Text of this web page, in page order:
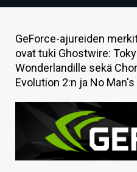
TECHBBS
TIETOA
HINTA.FI
KAUPPA
GeForce-ajureiden
ovat tuki Ghostwire:
Wonderlandille sekä
Evolution 2:n ja No